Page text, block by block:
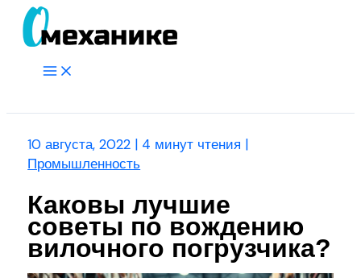
Перейти
Main
10 августа, 2022 | 4 минут чтения |
Промышленность
Каковы лучшие
советы по вождению
вилочного погрузчика?